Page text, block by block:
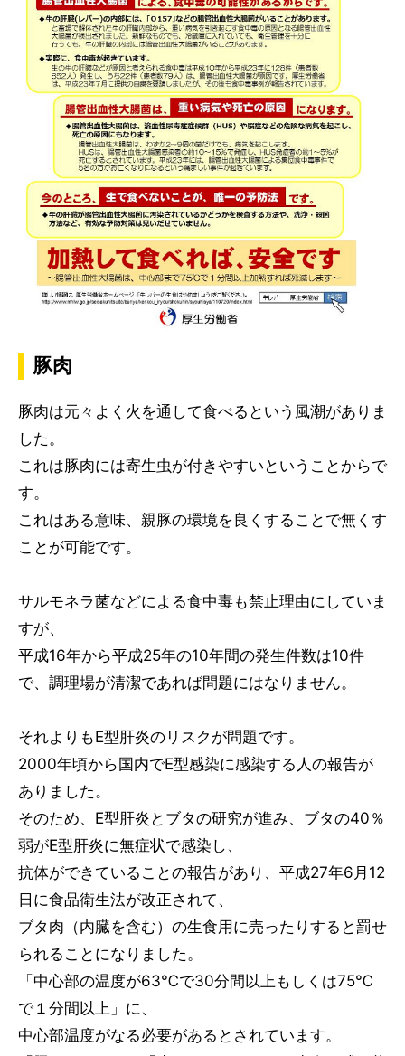
豚肉
豚肉は元々よく火を通して食べるという風潮がありま
した。
これは豚肉には寄生虫が付きやすいということからで
す。
これはある意味、親豚の環境を良くすることで無くす
ことが可能です。
サルモネラ菌などによる食中毒も禁止理由にしていま
すが、
平成16年から平成25年の10年間の発生件数は10件
で、調理場が清潔であれば問題にはなりません。
それよりもE型肝炎のリスクが問題です。
2000年頃から国内でE型感染に感染する人の報告が
ありました。
そのため、E型肝炎とブタの研究が進み、ブタの40％
弱がE型肝炎に無症状で感染し、
抗体ができていることの報告があり、平成27年6月12
日に食品衛生法が改正されて、
ブタ肉（内臓を含む）の生食用に売ったりすると罰せ
られることになりました。
「中心部の温度が63℃で30分間以上もしくは75℃
で１分間以上」に、
中心部温度がなる必要があるとされています。